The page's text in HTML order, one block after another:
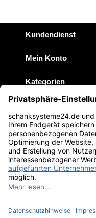
Kundendienst
Mein Konto
Kategorien
Impressum
JETZT ANRUFEN